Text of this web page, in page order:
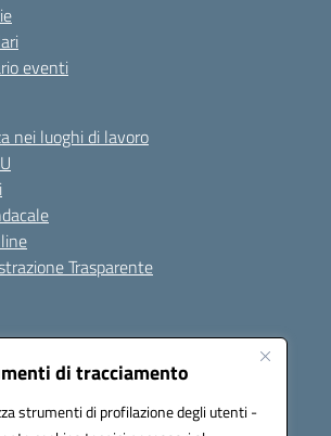
di tracciamento
strumenti di profilazione degli utenti -
eventi
nei luoghi di lavoro
Trasparente